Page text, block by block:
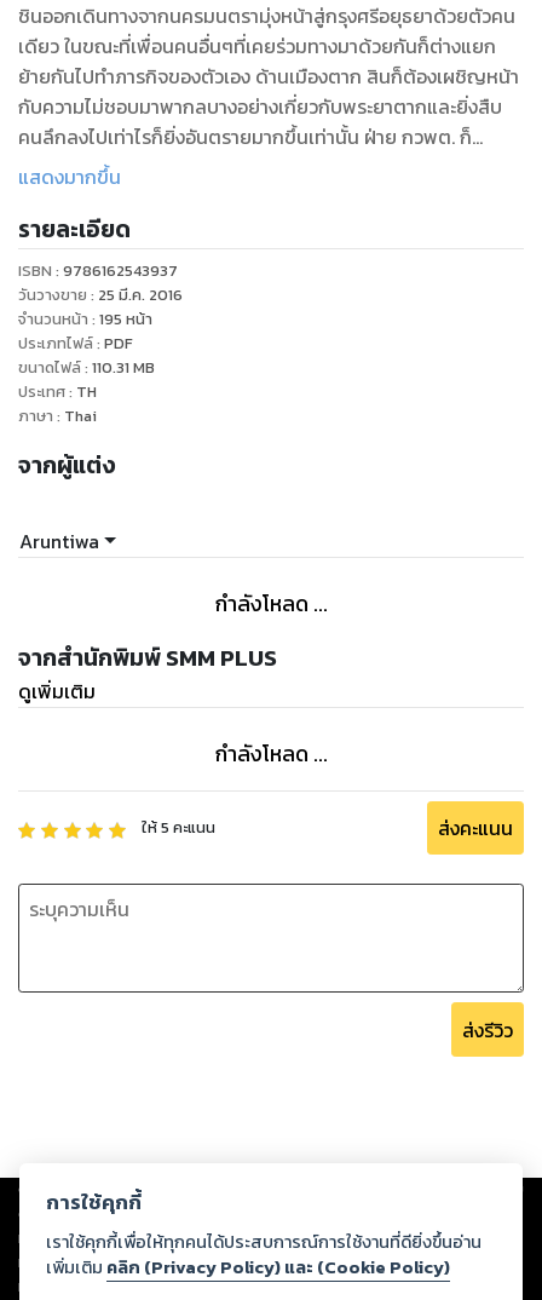
ชินออกเดินทางจากนครมนตรามุ่งหน้าสู่กรุงศรีอยุธยาด้วยตัวคน
เดียว ในขณะที่เพื่อนคนอื่นๆที่เคยร่วมทางมาด้วยกันก็ต่างแยก
ย้ายกันไปทำภารกิจของตัวเอง ด้านเมืองตาก สินก็ต้องเผชิญหน้า
กับความไม่ชอบมาพากลบางอย่างเกี่ยวกับพระยาตากและยิ่งสืบ
คนลึกลงไปเท่าไรก็ยิ่งอันตรายมากขึ้นเท่านั้น ฝ่าย กวพต. ก็
วางแผนที่จะช่วยพรรคพวกที่ถูกพระยาตากจับตัวไปกลับคืนมา
แสดงมากขึ้น
รายละเอียด
ISBN : 9786162543937
วันวางขาย : 25 มี.ค. 2016
จำนวนหน้า : 195 หน้า
ประเภทไฟล์: PDF
ขนาดไฟล์: 110.31 MB
ประเทศ: TH
ภาษา : Thai
จากผู้แต่ง
Aruntiwa
กำลังโหลด ...
จากสำนักพิมพ์ SMM PLUS
ดูเพิ่มเติม
กำลังโหลด ...
ให้5 คะแนน ส่งคะแนน
ส่งรีวิว
Copyright © 2026
ต่อผลงานหรือเนื้อหาใดที่อัปโหลดผ่านเว็บไซต์และปรากฏว่าละเมิดสิทธิใน
ทรัพย์สินทางปัญญาของบุคคลอื่นหรือขัดต่อกฎหมายและศีลธรรม ดังนั้น ผู้อ่าน
ทุกท่านโปรดใช้วิจารณญาณในการกลั่นกรองด้วยตนเอง และหากท่านพบว่าส่วน
หนึ่งส่วนใดขัดต่อกฎหมายและศีลธรรม กรุณาแจ้งมายังบริษัท เพื่อทีมงานจะได้
การใช้คุกกี้
เราใช้คุกกี้เพื่อให้ทุกคนได้ประสบการณ์การใช้งานที่ดียิ่งขึ้นอ่าน
เพิ่มเติม คลิก (Privacy Policy) และ (Cookie Policy)